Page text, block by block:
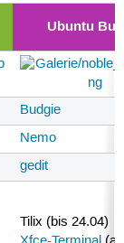
Ubuntu
Budgie
Nemo
gedit
Tilix (bis 24.04)